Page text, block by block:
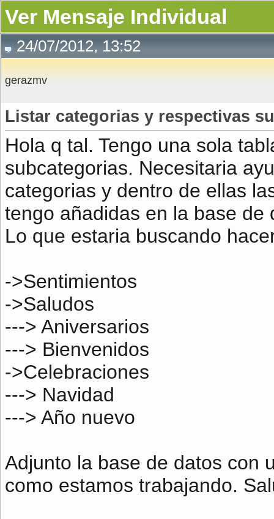
Ver Mensaje Individual
24/07/2012, 13:52
gerazmv
Listar categorias y respectivas
Hola q tal. Tengo una sola
subcategorias. Necesitaria
categorias y dentro de ellas
tengo añadidas en la base de
Lo que estaria buscando
->Sentimientos
->Saludos
---> Aniversarios
---> Bienvenidos
->Celebraciones
---> Navidad
---> Año nuevo
Adjunto la base de datos con
como estamos trabajando.